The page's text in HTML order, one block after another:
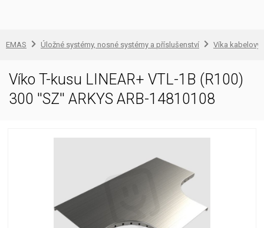
EMAS Úložné systémy, nosné systémy a příslušenství Víka
Víko T-kusu LINEAR+ VTL-1B (R100)
300 ''SZ'' ARKYS ARB-14810108